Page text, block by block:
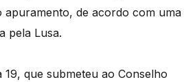
apuramento, de acordo com uma
pela Lusa.
que submeteu ao Conselho